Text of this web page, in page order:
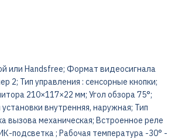
или Handsfree; Формат видеосигнала
2; Тип управления : сенсорные кнопки;
210×117×22 мм; Угол обзора 75°;
внутренняя, наружная; Тип
вызова механическая; Встроенное реле
подсветка ; Рабочая температура -30° -